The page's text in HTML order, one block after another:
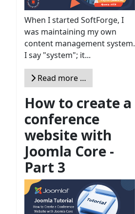
When I started SoftForge, I
was maintaining my own
content management system.
I say "system"; it...
Read more …
How to create a
conference
website with
Joomla Core -
Part 3